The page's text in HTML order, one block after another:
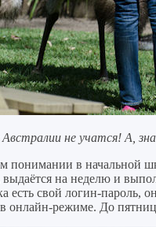
не учатся! А,
понимании в начальной
выдаётся на неделю и
есть свой логин-пароль,
онлайн-режиме. До